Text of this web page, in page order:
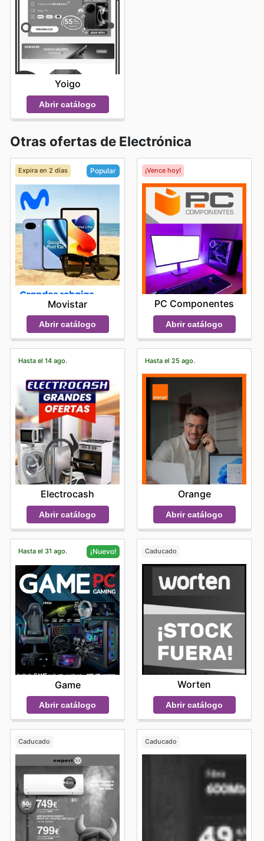
Yoigo
Abrir catálogo
Otras ofertas de Electrónica
Expira en 2 días Popular
Movistar
Abrir catálogo
¡Vence hoy!
PC Componentes
Abrir catálogo
Hasta el 14 ago.
Electrocash
Abrir catálogo
Hasta el 25 ago.
Orange
Abrir catálogo
Hasta el 31 ago. ¡Nuevo!
Game
Abrir catálogo
Caducado
Worten
Abrir catálogo
Caducado Caducado